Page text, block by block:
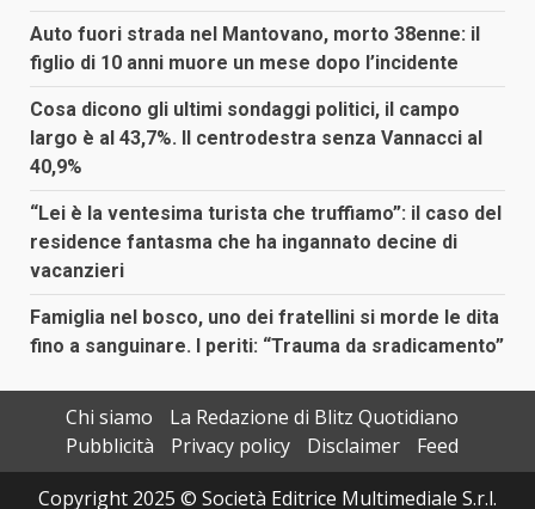
Auto fuori strada nel Mantovano, morto 38enne: il
figlio di 10 anni muore un mese dopo l’incidente
Cosa dicono gli ultimi sondaggi politici, il campo
largo è al 43,7%. Il centrodestra senza Vannacci al
40,9%
“Lei è la ventesima turista che truffiamo”: il caso del
residence fantasma che ha ingannato decine di
vacanzieri
Famiglia nel bosco, uno dei fratellini si morde le dita
fino a sanguinare. I periti: “Trauma da sradicamento”
Chi siamo
La Redazione di Blitz Quotidiano
Pubblicità
Privacy policy Disclaimer
Feed
Copyright 2025 © Società Editrice Multimediale S.r.l.